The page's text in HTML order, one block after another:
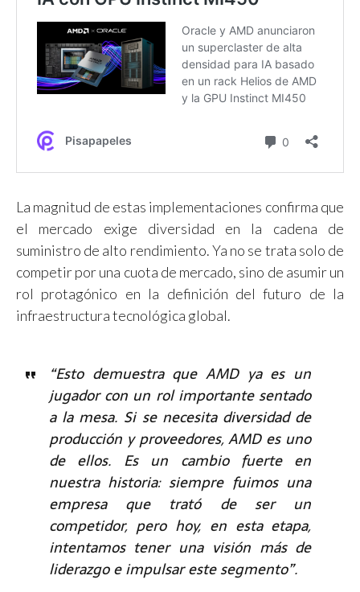
La magnitud de estas implementaciones confirma que
el mercado exige diversidad en la cadena de
suministro de alto rendimiento. Ya no se trata solo de
competir por una cuota de mercado, sino de asumir un
rol protagónico en la definición del futuro de la
infraestructura tecnológica global.
“Esto demuestra que AMD ya es un
jugador con un rol importante sentado
a la mesa. Si se necesita diversidad de
producción y proveedores, AMD es uno
de ellos. Es un cambio fuerte en
nuestra historia: siempre fuimos una
empresa que trató de ser un
competidor, pero hoy, en esta etapa,
intentamos tener una visión más de
liderazgo e impulsar este segmento”.